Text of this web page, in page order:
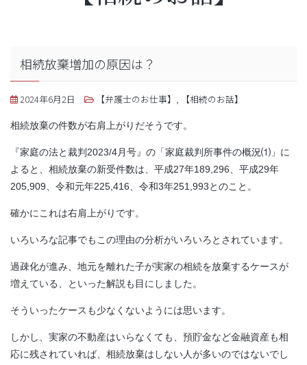
相続放棄増加の原因は？
2024年6月2日 【弁護士のお仕事】 , 【相続のお話】
相続放棄の件数が右肩上がりだそうです。
『家庭の法と裁判2023/4月号』の「家庭裁判所事件の概況⑴」に
よると、相続放棄の新受件数は、平成27年189,296、平成29年
205,909、令和元年225,416、令和3年251,993とのこと。
確かにこれは右肩上がりです。
いろいろな記事でもこの理由の分析がいろいろとされています。
過疎化が進み、地元を離れた子が実家の相続を放棄するケースが
増えている、といった解説も目にしました。
そういったケースも少なくないようには思います。
しかし、実家の不動産はいらなくても、預貯金など金融資産も相
応に残されていれば、相続放棄はしない人が多いのではないでし